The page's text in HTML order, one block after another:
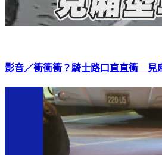
影音／衝衝衝？騎士路口直直衝 見